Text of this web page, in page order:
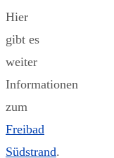
Hier
gibt es
weiter
Informationen
zum
Freibad
Südstrand.